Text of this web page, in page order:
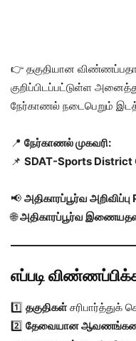
👉 தகுதியான
குறிப்பிடப்பட்டுள்ள
நேர்காணல் நடைபெறும்
📍 நேர்காணல் முகவரி:
📌 SDAT-Sports
📢 அதிகாரப்பூர்வ அறிவிப்பு
🌐அதிகாரப்பூர்வ
எப்படி
1️⃣ தகுதிகள்சரிபார்த்துக்
2️⃣ தேவையான